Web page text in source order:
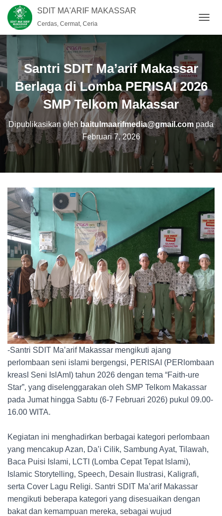
SDIT MA'ARIF MAKASSAR
Cerdas, Cermat, Ceria
O
N
A
V
I
G
A
S
Santri SDIT Ma’arif Makassar
Berlaga di Lomba PERISAI 2026
SMP Telkom Makassar
Dipublikasikan olehbaitulmaarifmedia@gmail.compada
Februari 7, 2026
-Santri SDIT Ma’arif Makassar mengikuti ajang
perlombaan seni islami bergengsi, PERISAI (PERlombaan
kreasI Seni IslAmI) tahun 2026 dengan tema “Faith-ure
Star”, yang diselenggarakan oleh SMP Telkom Makassar
pada Jumat hingga Sabtu (6-7 Februari 2026) pukul 09.00-
16.00 WITA.
Kegiatan ini menghadirkan berbagai kategori perlombaan
yang mencakup Azan, Da’i Cilik, Sambung Ayat, Tilawah,
Baca Puisi Islami, LCTI (Lomba Cepat Tepat Islami),
Islamic Storytelling, Speech, Desain Ilustrasi, Kaligrafi,
serta Cover Lagu Religi. Santri SDIT Ma’arif Makassar
mengikuti beberapa kategori yang disesuaikan dengan
bakat dan kemampuan mereka, sebagai wujud